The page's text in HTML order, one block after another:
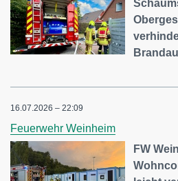
16.07.2026 – 22:09
Feuerwehr Weinheim
FW